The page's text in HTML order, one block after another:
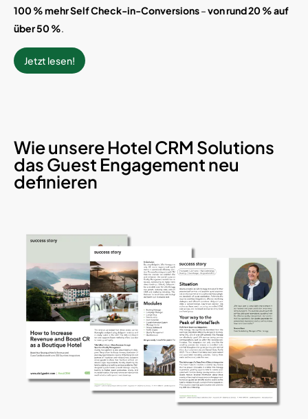
100 % mehr Self Check-in-Conversions–von rund 20 % auf
über 50 %.
Jetzt lesen!
Wie unsere Hotel CRM Solutions
das Guest Engagement neu
definieren